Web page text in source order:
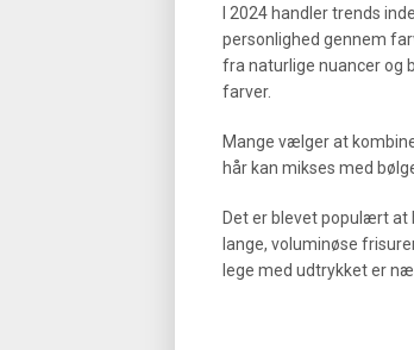
I 2024 handler trends
personlighed gennem
fra naturlige nuancer og
farver.
Mange vælger at
hår kan mikses med
Det er blevet populært at
lange, voluminøse
lege med udtrykket er